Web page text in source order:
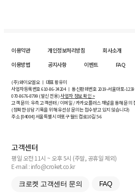
이용약관 개인정보처리방침 회사소개
이용방법
공지사항 이벤트 FAQ
(주)와이오엘오 ㅣ 대표 황유미
사업자등록번호610-86-34204ㅣ 통신판매번호 2019-서울마포-
070-8676-8799 (발신 전용)사업자 정보 확인 >
고객 문의: 우측 고객센터 / 이메일 / 카카오플러스 채널을 통해 문의
(정확한 상담 기록을 위해 유선상 문의는 접수받고 있지 않습니다)
주소 [04004] 서울특별시 마포구 월드컵로10길5-6
고객센터
평일 오전 11시 ~ 오후 5시 (주말, 공휴일 제외)
E-mail : info@croket.co.kr
크로켓 고객센터 문의 FAQ